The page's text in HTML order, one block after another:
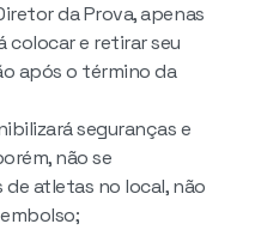
da Prova, apenas
colocar e retirar seu
após o término da
seguranças e
não se
atletas no local, não